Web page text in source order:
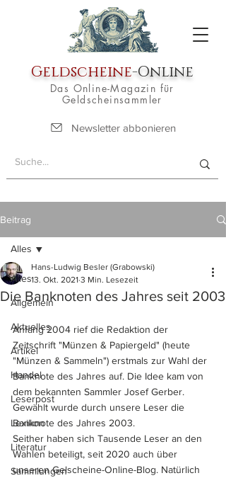
Geldscheine-Online
Das Online-Magazin für
Geldscheinsammler
Newsletter abbonieren
Beitrag
Alles
Allgemein
Aktuelles
Artikel
Handel
Leserpost
Lexikon
Literatur
Sammlungen
Alles
Die Banknoten des Jahres seit 2003
Hans-Ludwig Besler (Grabowski)
13. Okt. 2021 3 Min. Lesezeit
Anfang 2004 rief die Redaktion der
Zeitschrift "Münzen & Papiergeld" (heute
"Münzen & Sammeln") erstmals zur Wahl der
Banknote des Jahres auf. Die Idee kam von
dem bekannten Sammler Josef Gerber.
Gewählt wurde durch unsere Leser die
Banknote des Jahres 2003.
Seither haben sich Tausende Leser an den
Wahlen beteiligt, seit 2020 auch über
unseren Gelscheine-Online-Blog. Natürlich